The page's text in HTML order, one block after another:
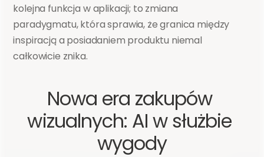
kolejna funkcja w aplikacji; to zmiana
paradygmatu, która sprawia, że granica między
inspiracją a posiadaniem produktu niemal
całkowicie znika.
Nowa era zakupów
wizualnych: AI w służbie
wygody